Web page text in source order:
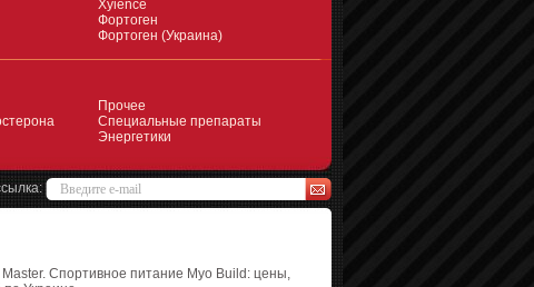
Xyience
Фортоген
Фортоген (Украина)
Прочее
Специальные препараты
Энергетики
Спортивное питание Myo Build: цены,